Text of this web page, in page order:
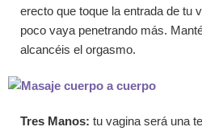
erecto que toque la entrada de tu
poco vaya penetrando más.
alcancéis el orgasmo.
Tres Manos: tu vagina será una